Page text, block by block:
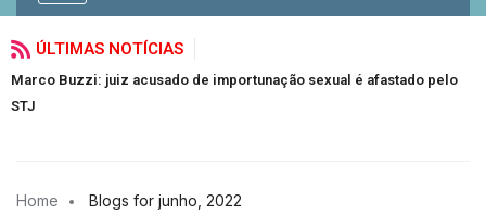
ÚLTIMAS NOTÍCIAS
de importunação sexual é afastado pelo
Vereadores trocam
Home Blogs for junho, 2022